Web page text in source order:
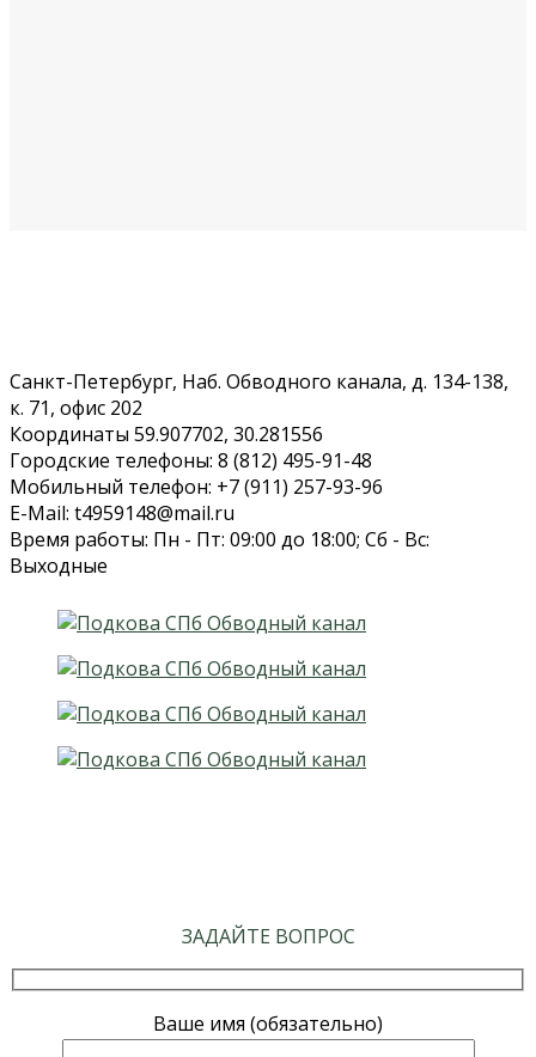
Санкт-Петербург, Наб. Обводного канала, д. 134-138,
к. 71, офис 202
Координаты 59.907702, 30.281556
Городские телефоны: 8 (812) 495-91-48
Мобильный телефон: +7 (911) 257-93-96
E-Mail: t4959148@mail.ru
Время работы: Пн - Пт: 09:00 до 18:00; Сб - Вс:
Выходные
ЗАДАЙТЕ ВОПРОС
Ваше имя (обязательно)